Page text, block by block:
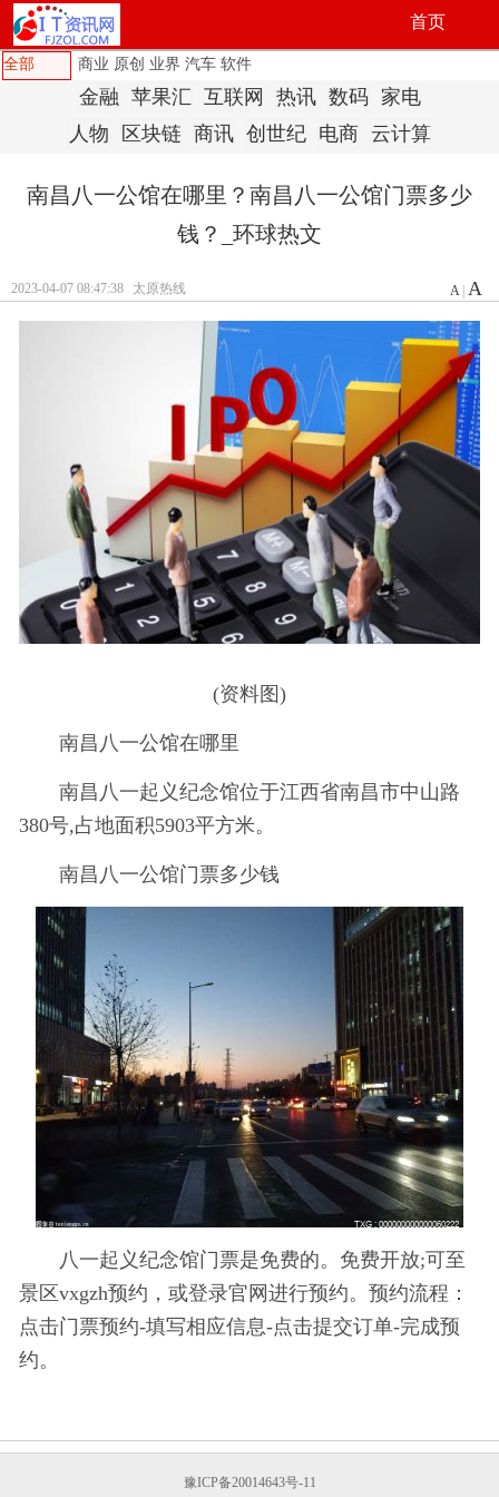
首页
全部 商业 原创 业界 汽车 软件
金融 苹果汇 互联网 热讯 数码
家电
人物
区块链 商讯 创世纪 电商 云计算
南昌八一公馆在哪里？南昌八一公馆门票多少
钱？_环球热文
2023-04-07 08:47:38 太原热线 A| A
(资料图)
南昌八一公馆在哪里
南昌八一起义纪念馆位于江西省南昌市中山路
380号,占地面积5903平方米。
南昌八一公馆门票多少钱
八一起义纪念馆门票是免费的。免费开放;可至
景区vxgzh预约，或登录官网进行预约。预约流程：
点击门票预约-填写相应信息-点击提交订单-完成预
约。
豫ICP备20014643号-11